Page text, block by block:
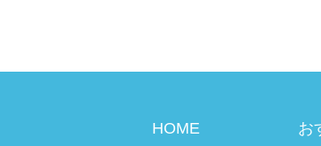
HOME お